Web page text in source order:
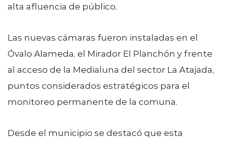
alta afluencia de público.
Las nuevas cámaras fueron instaladas en el
Óvalo Alameda, el Mirador El Planchón y frente
al acceso de la Medialuna del sector La Atajada,
puntos considerados estratégicos para el
monitoreo permanente de la comuna.
Desde el municipio se destacó que esta